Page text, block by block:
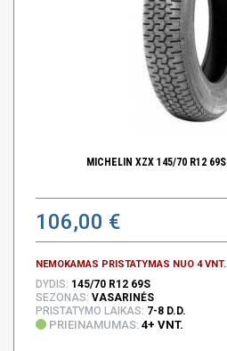
MICHELIN XZX 145/70 R12 69S
106,00 €
NEMOKAMAS PRISTATYMAS NUO 4 VNT.
DYDIS: 145/70 R12 69S
SEZONAS: VASARINĖS
PRISTATYMO LAIKAS: 7-8 D.D.
PRIEINAMUMAS: 4+ VNT.